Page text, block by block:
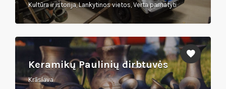
Kultūra ir istorija, Lankytinos vietos, Verta pamatyti
Keramikų Paulinių dirbtuvės
Krāslava